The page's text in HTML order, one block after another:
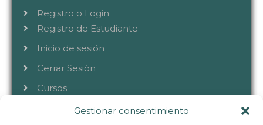
Gestionar consentimiento
Registro o Login
Registro de Estudiante
Inicio de sesión
Cerrar Sesión
Cursos